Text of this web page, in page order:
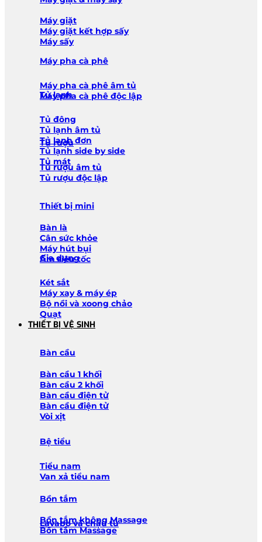
Máy giặt
Máy giặt kết hợp sấy
Máy sấy
Máy pha cà phê
Máy pha cà phê âm tủ
Máy pha cà phê độc lập
Tủ lạnh
Tủ đông
Tủ lạnh âm tủ
Tủ lạnh đơn
Tủ lạnh side by side
Tủ mát
Tủ rượu
Tủ rượu âm tủ
Tủ rượu độc lập
Thiết bị mini
Bàn là
Cân sức khỏe
Máy hút bụi
Ấm siêu tốc
Gia dụng
Két sắt
Máy xay & máy ép
Bộ nồi và xoong chảo
Quạt
THIẾT BỊ VỆ SINH
Bàn cầu
Bàn cầu 1 khối
Bàn cầu 2 khối
Bàn cầu điện tử
Bàn cầu điện tử
Vòi xịt
Bệ tiểu
Tiểu nam
Van xả tiểu nam
Bồn tắm
Bồn tắm không Massage
Bồn tắm Massage
Lavabo và chậu tủ